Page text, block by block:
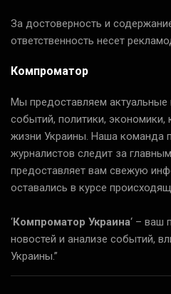
За достоверность и
ответственность несет
Компроматор
Мы предоставляем актуальные
событий, политики, экономики,
жизни Украины. Наша команда
журналистов следит за
предоставляет вам свежую
оставались в курсе
‘Компроматор Украина‘ – ваш
новостей и анализе событий,
Украины.”